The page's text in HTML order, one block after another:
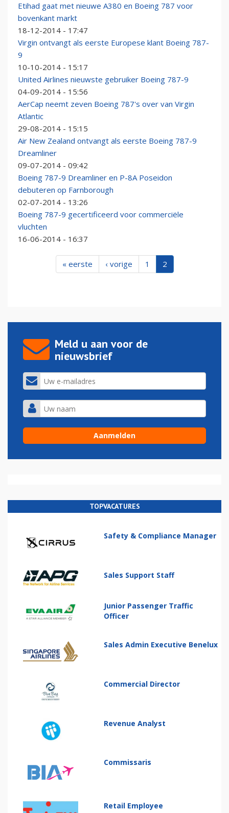
Etihad gaat met nieuwe A380 en Boeing 787 voor
bovenkant markt
18-12-2014 - 17:47
Virgin ontvangt als eerste Europese klant Boeing 787-
9
10-10-2014 - 15:17
United Airlines nieuwste gebruiker Boeing 787-9
04-09-2014 - 15:56
AerCap neemt zeven Boeing 787's over van Virgin
Atlantic
29-08-2014 - 15:15
Air New Zealand ontvangt als eerste Boeing 787-9
Dreamliner
09-07-2014 - 09:42
Boeing 787-9 Dreamliner en P-8A Poseidon
debuteren op Farnborough
02-07-2014 - 13:26
Boeing 787-9 gecertificeerd voor commerciële
vluchten
16-06-2014 - 16:37
« eerste ‹ vorige 1 2
Meld u aan voor de
nieuwsbrief
TOPVACATURES
Safety & Compliance Manager
Sales Support Staff
Junior Passenger Traffic
Officer
Sales Admin Executive Benelux
Commercial Director
Revenue Analyst
Commissaris
Retail Employee